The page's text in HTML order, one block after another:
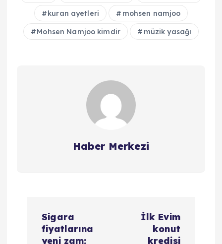
kuran ayetleri mohsen namjoo
Mohsen Namjoo kimdir müzik yasağı
Haber Merkezi
Sigara
fiyatlarına
yeni zam:
İlk Evim
konut
kredisi